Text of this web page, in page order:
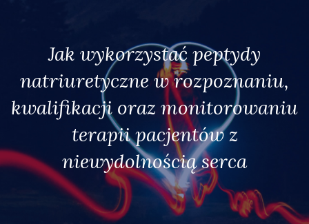
Jak wykorzystać peptydy
natriuretyczne w rozpoznaniu,
kwalifikacji oraz monitorowaniu
terapii pacjentów z
niewydolnością serca